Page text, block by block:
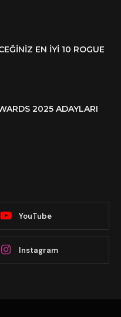
EN İYI 10 ROGUE
2025 ADAYLARI
YouTube
Instagram